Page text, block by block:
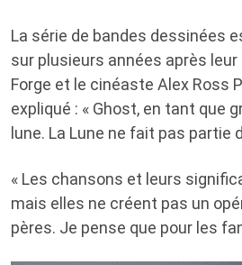
La série de bandes dessinées
sur plusieurs années après
Forge et le cinéaste Alex Ross
expliqué : « Ghost, en tant que
lune. La Lune ne fait pas partie
« Les chansons et leurs
mais elles ne créent pas un
pères. Je pense que pour les